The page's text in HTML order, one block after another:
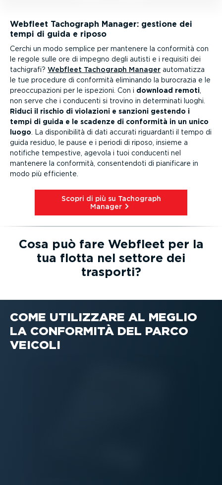
Webfleet Tachograph Manager: gestione dei
tempi di guida e riposo
Cerchi un modo semplice per mantenere la conformità con
le regole sulle ore di impegno degli autisti e i requisiti dei
tachigrafi? Webfleet Tachograph Manager automatizza
le tue procedure di conformità eliminando la burocrazia e le
preoc­cu­pa­zioni per le ispezioni. Con i download remoti
non serve che i conducenti si trovino in determinati luoghi.
Riduci il rischio di violazioni e sanzioni gestendo i
tempi di guida e le scadenze di conformità in un unico
luogo . La dispo­ni­bilità di dati accurati riguardanti il tempo di
guida residuo, le pause e i periodi di riposo, insieme a
notifiche tempestive, agevola i tuoi conducenti nel
mantenere la conformità, consen­tendoti di pianificare in
modo più efficiente.
Scopri di più su Tachograph
Manager⁠
Cosa può fare Webfleet per la
tua flotta nel settore dei
trasporti?
COME UTILIZZARE AL MEGLIO
LA CONFORMITÀ DEL PARCO
VEICOLI